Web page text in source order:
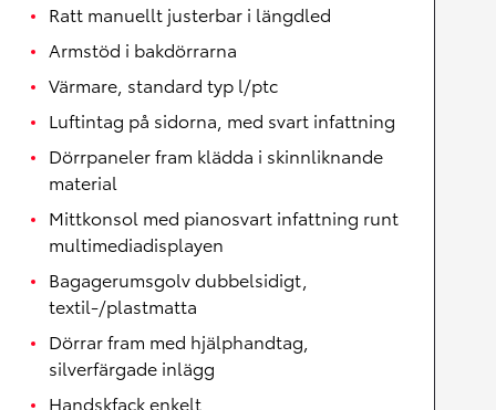
Ratt manuellt justerbar i längdled
Armstöd i bakdörrarna
Värmare, standard typ l/ptc
Luftintag på sidorna, med svart infattning
Dörrpaneler fram klädda i skinnliknande
material
Mittkonsol med pianosvart infattning runt
multimediadisplayen
Bagagerumsgolv dubbelsidigt,
textil-/plastmatta
Dörrar fram med hjälphandtag,
silverfärgade inlägg
Handskfack enkelt